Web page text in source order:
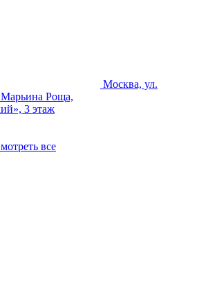
Москва, ул.
Роща,
3 этаж
все